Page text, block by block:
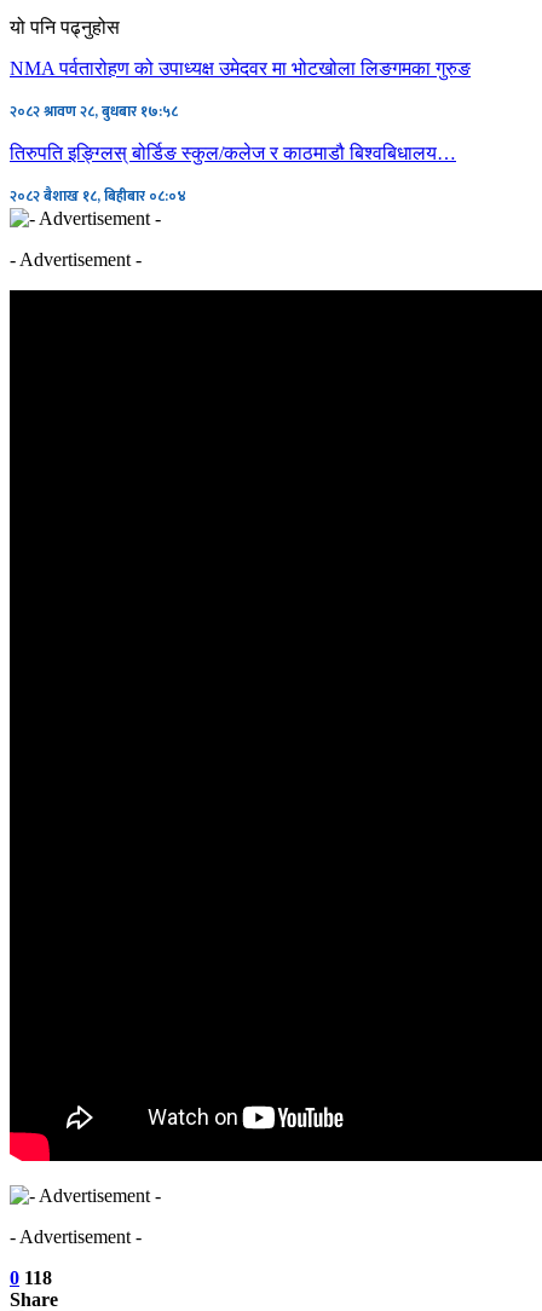
यो पनि पढ्नुहोस
NMA पर्वतारोहण को उपाध्यक्ष उमेदवर मा भोटखोला लिङगमका गुरुङ
२०८२ श्रावण २८, बुधबार १७:५८
तिरुपति इङ्ग्लिस् बोर्डिङ स्कुल/कलेज र काठमाडौ बिश्वबिधालय…
२०८२ बैशाख १८, बिहीबार ०८:०४
- Advertisement -
- Advertisement -
0 118
Share